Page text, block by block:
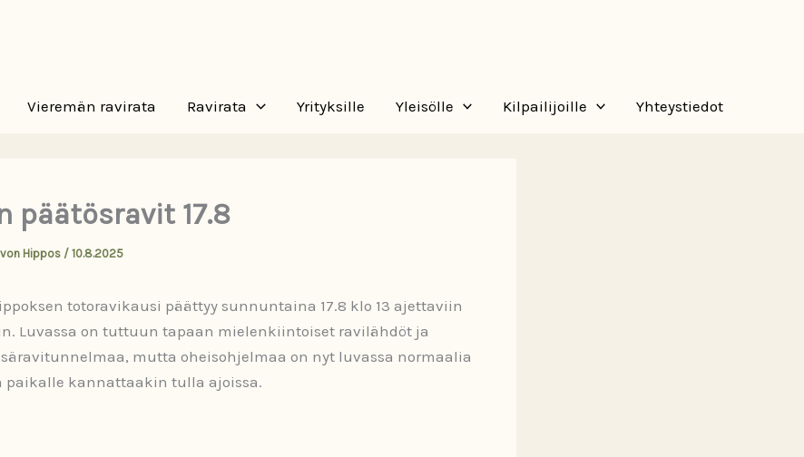
Vieremän ravirata Ravirata Yrityksille Yleisölle Kilpailijoille Yhteystiedot
päätösravit 17.8
Hippos / 10.8.2025
totoravikausi päättyy sunnuntaina 17.8 klo 13 ajettaviin
Luvassa on tuttuun tapaan mielenkiintoiset ravilähdöt ja
mutta oheisohjelmaa on nyt luvassa normaalia
paikalle kannattaakin tulla ajoissa.